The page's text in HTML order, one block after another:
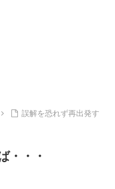
誤解を恐れず再出発す
・・・